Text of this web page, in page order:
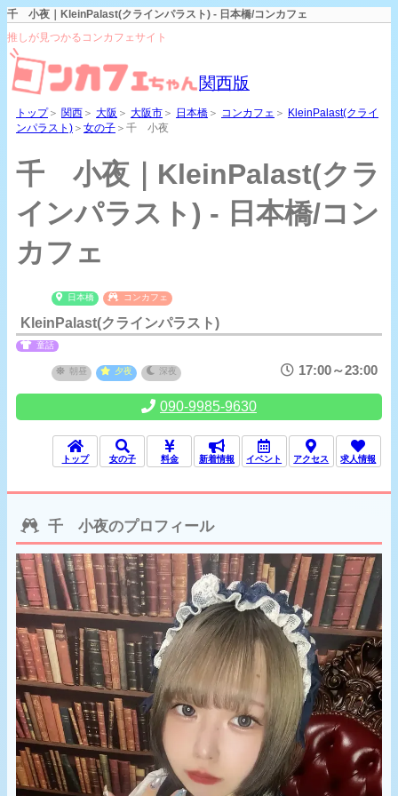
千 小夜｜KleinPalast(クラインパラスト) - 日本橋/コンカフェ
推しが見つかるコンカフェサイト
関西版
トップ＞ 関西 ＞ 大阪 ＞ 大阪市 ＞ 日本橋 ＞ コンカフェ ＞ KleinPalast(クライ
ンパラスト) ＞ 女の子 ＞千 小夜
千 小夜｜KleinPalast(クラ
インパラスト) - 日本橋/コン
カフェ
日本橋 コンカフェ
KleinPalast(クラインパラスト)
童話
朝昼 夕夜 深夜 17:00～23:00
090-9985-9630
トップ 女の子 料金 新着情報 イベント アクセス 求人情報
千 小夜のプロフィール